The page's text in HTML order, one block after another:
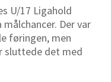
U/17 Ligahold
Der var
føringen, men
sluttede det med